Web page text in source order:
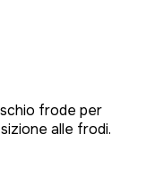
frode per
alle frodi.